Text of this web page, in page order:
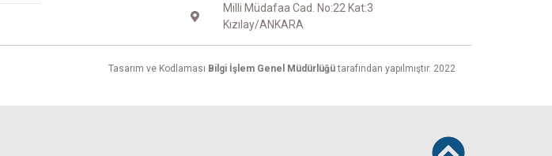
Milli Müdafaa Cad. No:22 Kat:3
Kızılay/ANKARA
Tasarım ve Kodlaması Bilgi İşlem Genel Müdürlüğütarafından yapılmıştır. 2022